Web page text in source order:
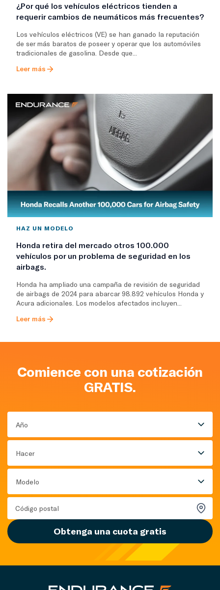
¿Por qué los vehículos eléctricos tienden a
requerir cambios de neumáticos más frecuentes?
Los vehículos eléctricos (VE) se han ganado la reputación
de ser más baratos de poseer y operar que los automóviles
tradicionales de gasolina. Desde que...
Leer más
HAZ UN MODELO
Honda retira del mercado otros 100.000
vehículos por un problema de seguridad en los
airbags.
Honda ha ampliado una campaña de revisión de seguridad
de airbags de 2024 para abarcar 98.892 vehículos Honda y
Acura adicionales. Los modelos afectados incluyen...
Leer más
Comience con una cotización
GRATIS.
Año
Hacer
Modelo
Obtenga una cuota gratis